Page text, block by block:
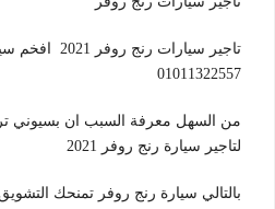
01011322557
من السهل معرفة السبب ان بسيوني
لتاجير سيارة رنج روفر 2021
بالتالي سيارة رنج روفر تمنحك التشويق